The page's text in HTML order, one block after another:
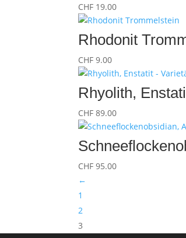
CHF 19.00
Rhodonit
CHF 9.00
Rhyolith,
CHF 89.00
CHF 95.00
←
1
2
3